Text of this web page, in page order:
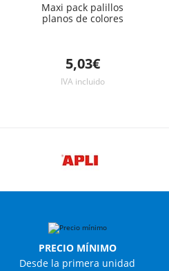
Maxi pack palillos
planos de colores
5,03€
IVA incluido
PRECIO MÍNIMO
Desde la primera unidad